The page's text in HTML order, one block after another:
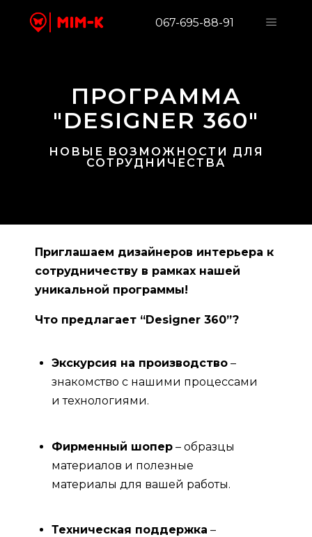
067-695-88-91
ПРОГРАММА
"DESIGNER 360"
НОВЫЕ ВОЗМОЖНОСТИ ДЛЯ
СОТРУДНИЧЕСТВА
Приглашаем дизайнеров интерьера к
сотрудничеству в рамках нашей
уникальной программы!
Что предлагает “Designer 360”?
Экскурсия на производство –
знакомство с нашими процессами
и технологиями.
Фирменный шопер – образцы
материалов и полезные
материалы для вашей работы.
Техническая поддержка –